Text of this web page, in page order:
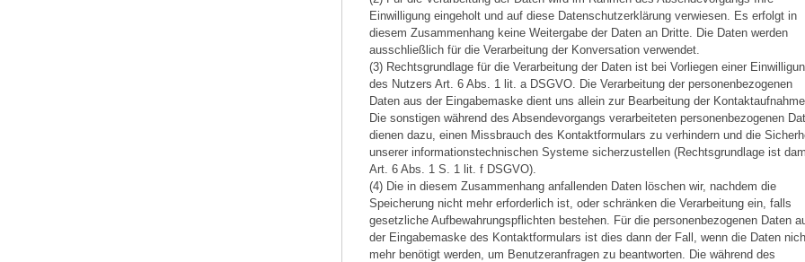
Einwilligung eingeholt und auf diese Datenschutzerklärung verwiesen. Es erfolgt in
diesem Zusammenhang keine Weitergabe der Daten an Dritte. Die Daten werden
ausschließlich für die Verarbeitung der Konversation verwendet.
(3) Rechtsgrundlage für die Verarbeitung der Daten ist bei Vorliegen einer
des Nutzers Art. 6 Abs. 1 lit. a DSGVO. Die Verarbeitung der personenbezogenen
Daten aus der Eingabemaske dient uns allein zur Bearbeitung der
Die sonstigen während des Absendevorgangs verarbeiteten personenbezogenen
dienen dazu, einen Missbrauch des Kontaktformulars zu verhindern und die
unserer informationstechnischen Systeme sicherzustellen (Rechtsgrundlage ist
Art. 6 Abs. 1 S. 1 lit. f DSGVO).
(4) Die in diesem Zusammenhang anfallenden Daten löschen wir, nachdem die
Speicherung nicht mehr erforderlich ist, oder schränken die Verarbeitung ein, falls
gesetzliche Aufbewahrungspflichten bestehen. Für die personenbezogenen Daten
der Eingabemaske des Kontaktformulars ist dies dann der Fall, wenn die Daten
mehr benötigt werden, um Benutzeranfragen zu beantworten. Die während des